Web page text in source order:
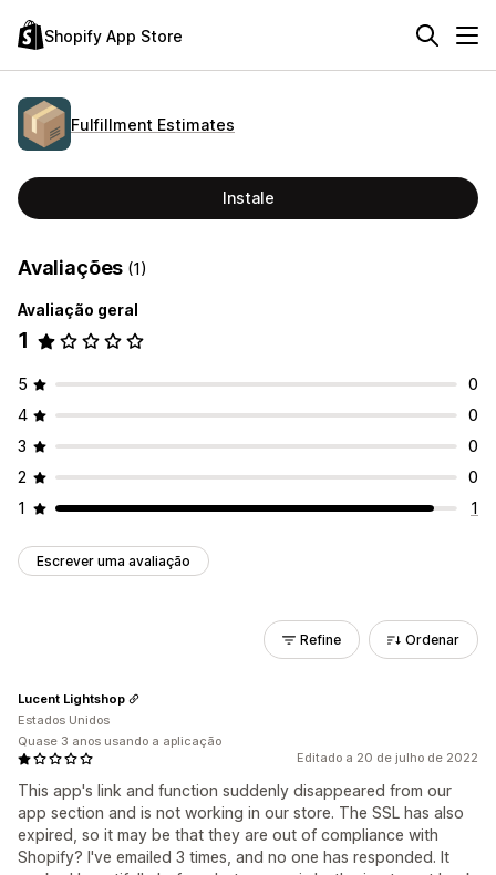
Shopify App Store
Fulfillment Estimates
Instale
Avaliações (1)
Avaliação geral
1
5
0
4
0
3
0
2
0
1
1
Escrever uma avaliação
Refine Ordenar
Editado a 20 de julho de 2022
This app's link and function suddenly disappeared from our
app section and is not working in our store. The SSL has also
expired, so it may be that they are out of compliance with
Shopify? I've emailed 3 times, and no one has responded. It
Lucent Lightshop
Estados Unidos
Quase 3 anos usando a aplicação